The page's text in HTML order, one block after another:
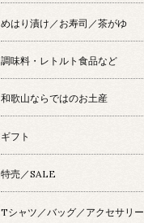
めはり漬け／お寿司／茶がゆ
調味料・レトルト食品など
和歌山ならではのお土産
ギフト
特売／SALE
Tシャツ／バッグ／アクセサリー